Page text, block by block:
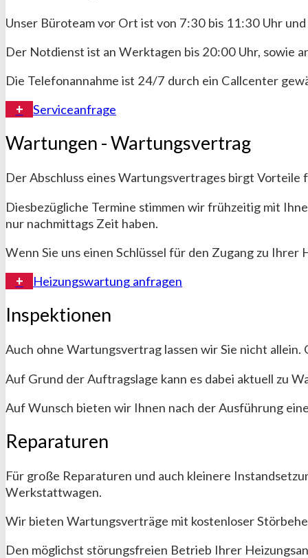
Unser Büroteam vor Ort ist von 7:30 bis 11:30 Uhr
Der Notdienst ist an Werktagen bis 20:00 Uhr, sowie
Die Telefonannahme ist 24/7 durch ein Callcenter
Serviceanfrage
Wartungen - Wartungsvertrag
Der Abschluss eines Wartungsvertrages birgt
Diesbezügliche Termine stimmen wir frühzeitig mit
nur nachmittags Zeit haben.
Wenn Sie uns einen Schlüssel für den Zugang zu Ihrer
Heizungswartung anfragen
Inspektionen
Auch ohne Wartungsvertrag lassen wir Sie nicht
Auf Grund der Auftragslage kann es dabei aktuell zu
Auf Wunsch bieten wir Ihnen nach der Ausführung
Reparaturen
Für große Reparaturen und auch kleinere
Werkstattwagen.
Wir bieten Wartungsverträge mit kostenloser
Den möglichst störungsfreien Betrieb Ihrer